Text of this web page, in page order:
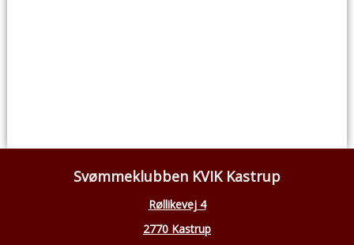
Svømmeklubben KVIK Kastrup
Røllikevej 4
2770 Kastrup